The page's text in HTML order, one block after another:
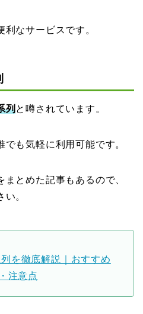
なサービスです。
列と噂されています。
も気軽に利用可能です。
とめた記事もあるので、
。
を徹底解説｜おすすめ
注意点